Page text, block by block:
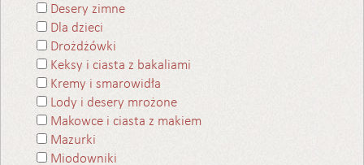
Desery zimne
Dla dzieci
Drożdżówki
Keksy i ciasta z bakaliami
Kremy i smarowidła
Lody i desery mrożone
Makowce i ciasta z makiem
Mazurki
Miodowniki